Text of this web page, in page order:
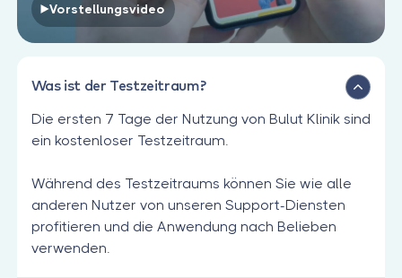
Vorstellungsvideo
Was ist der Testzeitraum?
Die ersten 7 Tage der Nutzung von Bulut Klinik sind
ein kostenloser Testzeitraum.
Während des Testzeitraums können Sie wie alle
anderen Nutzer von unseren Support-Diensten
profitieren und die Anwendung nach Belieben
verwenden.